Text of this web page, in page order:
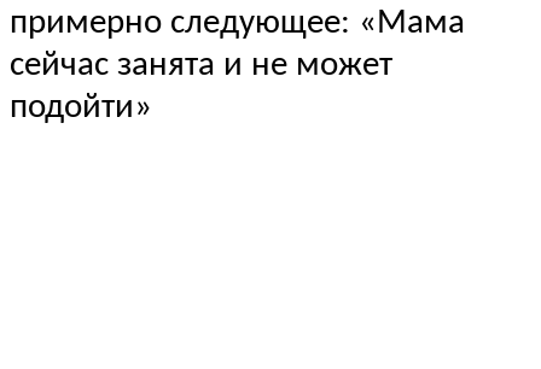
примерно следующее: «Мама
сейчас занята и не может
подойти»